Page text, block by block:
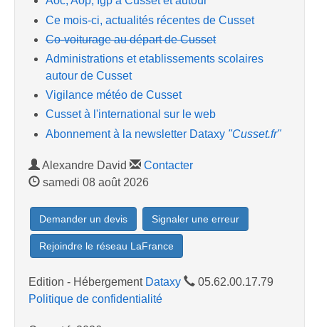
Ce mois-ci, actualités récentes de Cusset
Co-voiturage au départ de Cusset
Administrations et etablissements scolaires
autour de Cusset
Vigilance météo de Cusset
Cusset à l'international sur le web
Abonnement à la newsletter Dataxy "Cusset.fr"
Alexandre David
Contacter
samedi 08 août 2026
Demander un devis Signaler une erreur
Rejoindre le réseau LaFrance
Edition - Hébergement Dataxy
05.62.00.17.79
Politique de confidentialité